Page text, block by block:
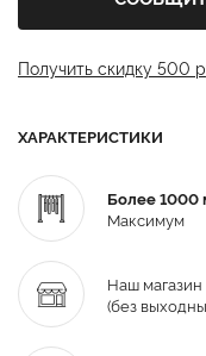
Получить скидку 500
ХАРАКТЕРИСТИКИ
Более 1000
Максимум
Наш
(без